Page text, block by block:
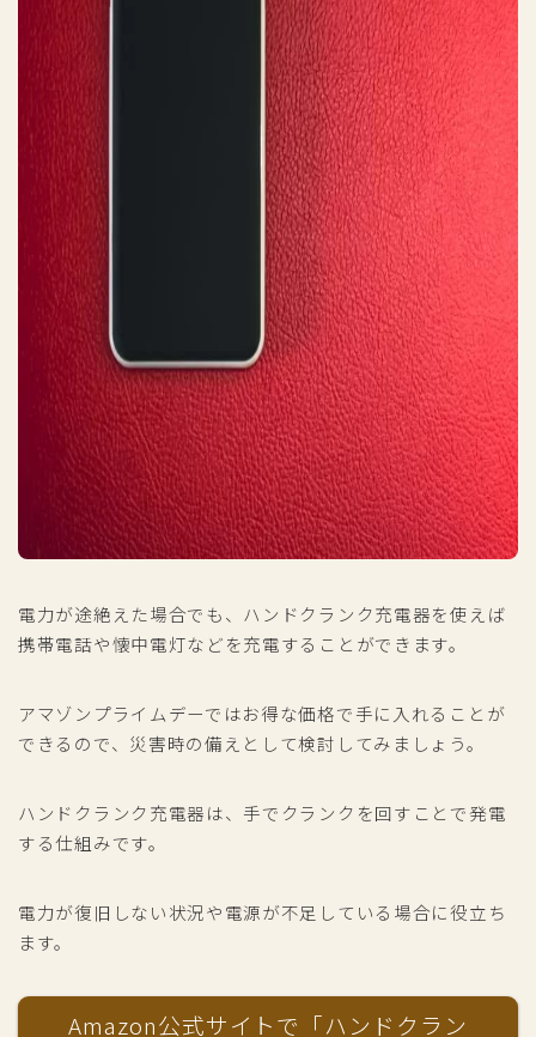
電力が途絶えた場合でも、ハンドクランク充電器を使えば
携帯電話や懐中電灯などを充電することができます。
アマゾンプライムデーではお得な価格で手に入れることが
できるので、災害時の備えとして検討してみましょう。
ハンドクランク充電器は、手でクランクを回すことで発電
する仕組みです。
電力が復旧しない状況や電源が不足している場合に役立ち
ます。
Amazon公式サイトで「ハンドクラン